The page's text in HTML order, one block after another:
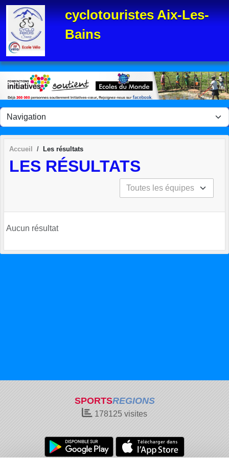
cyclotouristes Aix-Les-
Bains
Accueil Les résultats
LES RÉSULTATS
Aucun résultat
SPORTSREGIONS
178125 visites
Panneau de gestion des cookies